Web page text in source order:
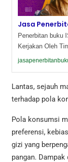
Jasa
Penerbitan buku
Kerjakan Oleh
Lantas, sejauh
terhadap pola
Pola konsumsi
preferensi,
gizi yang
pangan.